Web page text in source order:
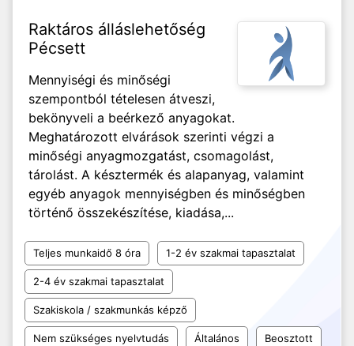
Raktáros álláslehetőség
Pécsett
Mennyiségi és minőségi
szempontból tételesen átveszi,
bekönyveli a beérkező anyagokat.
Meghatározott elvárások szerinti végzi a
minőségi anyagmozgatást, csomagolást,
tárolást. A késztermék és alapanyag, valamint
egyéb anyagok mennyiségben és minőségben
történő összekészítése, kiadása,...
Teljes munkaidő 8 óra 1-2 év szakmai tapasztalat
2-4 év szakmai tapasztalat
Szakiskola / szakmunkás képző
Nem szükséges nyelvtudás Általános Beosztott